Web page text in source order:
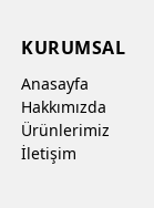
KURUMSAL
Anasayfa
Hakkımızda
Ürünlerimiz
İletişim